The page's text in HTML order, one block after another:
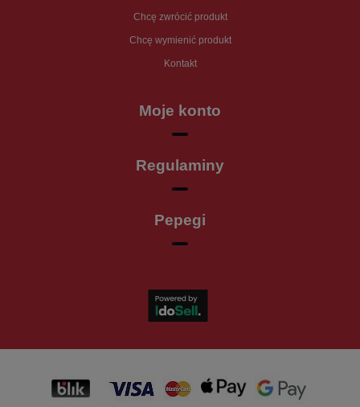
Chcę zwrócić produkt
Chcę wymienić produkt
Kontakt
Moje konto
Regulaminy
Pepegi